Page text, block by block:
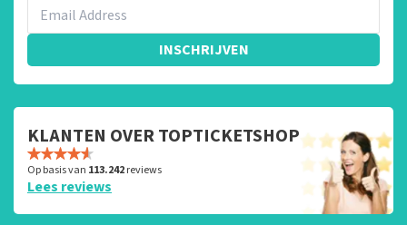
INSCHRIJVEN
KLANTEN OVER TOPTICKETSHOP
Op basis van 113.242reviews
Lees reviews